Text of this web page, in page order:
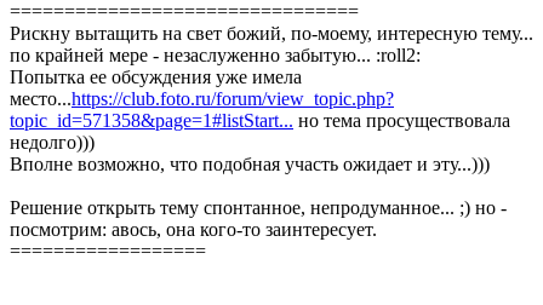
================================
Рискну вытащить на свет божий, по-моему, интересную тему...
по крайней мере - незаслуженно забытую... :roll2:
Попытка ее обсуждения уже имела
место...https://club.foto.ru/forum/view_topic.php?
topic_id=571358&page=1#listStart... но тема просуществовала
недолго)))
Вполне возможно, что подобная участь ожидает и эту...)))
Решение открыть тему спонтанное, непродуманное... ;) но -
посмотрим: авось, она кого-то заинтересует.
==================